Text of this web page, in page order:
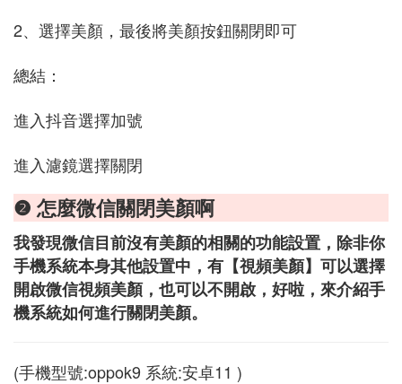
2、選擇美顏，最後將美顏按鈕關閉即可
總結：
進入抖音選擇加號
進入濾鏡選擇關閉
❷ 怎麼微信關閉美顏啊
我發現微信目前沒有美顏的相關的功能設置，除非你
手機系統本身其他設置中，有【視頻美顏】可以選擇
開啟微信視頻美顏，也可以不開啟，好啦，來介紹手
機系統如何進行關閉美顏。
(手機型號:oppok9 系統:安卓11 )